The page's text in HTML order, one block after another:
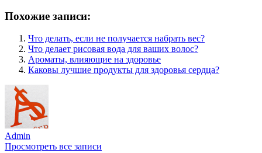
Похожие записи:
Что делать, если не получается набрать вес?
Что делает рисовая вода для ваших волос?
Ароматы, влияющие на здоровье
Каковы лучшие продукты для здоровья сердца?
Admin
Просмотреть все записи